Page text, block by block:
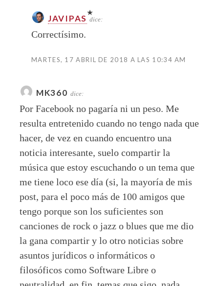
JAVIPAS dice:
Correctísimo.
MARTES, 17 ABRIL DE 2018 A LAS 10:34 AM
MK360 dice:
Por Facebook no pagaría ni un peso. Me
resulta entretenido cuando no tengo nada que
hacer, de vez en cuando encuentro una
noticia interesante, suelo compartir la
música que estoy escuchando o un tema que
me tiene loco ese día (si, la mayoría de mis
post, para el poco más de 100 amigos que
tengo porque son los suficientes son
canciones de rock o jazz o blues que me dio
la gana compartir y lo otro noticias sobre
asuntos jurídicos o informáticos o
filosóficos como Software Libre o